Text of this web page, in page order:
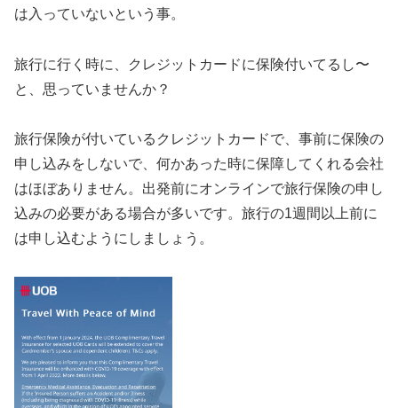
は入っていないという事。
旅行に行く時に、クレジットカードに保険付いてるし〜
と、思っていませんか？
旅行保険が付いているクレジットカードで、事前に保険の
申し込みをしないで、何かあった時に保障してくれる会社
はほぼありません。出発前にオンラインで旅行保険の申し
込みの必要がある場合が多いです。旅行の1週間以上前に
は申し込むようにしましょう。